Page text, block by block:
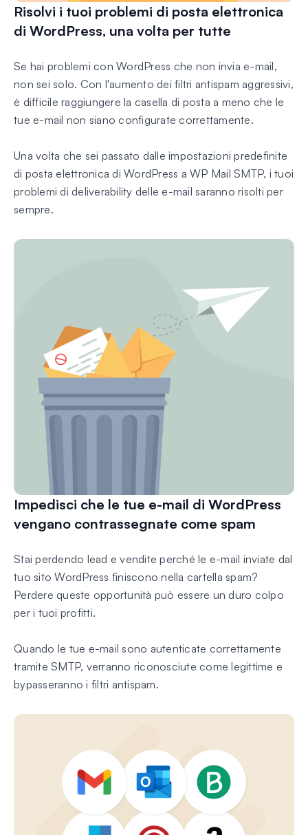
Risolvi i tuoi problemi di posta elettronica
di WordPress, una volta per tutte
Se hai problemi con WordPress che non invia e-mail,
non sei solo. Con l'aumento dei filtri antispam aggressivi,
è difficile raggiungere la casella di posta a meno che le
tue e-mail non siano configurate correttamente.
Una volta che sei passato dalle impostazioni predefinite
di posta elettronica di WordPress a WP Mail SMTP, i tuoi
problemi di deliverability delle e-mail saranno risolti per
sempre.
Impedisci che le tue e-mail di WordPress
vengano contrassegnate come spam
Stai perdendo lead e vendite perché le e-mail inviate dal
tuo sito WordPress finiscono nella cartella spam?
Perdere queste opportunità può essere un duro colpo
per i tuoi profitti.
Quando le tue e-mail sono autenticate correttamente
tramite SMTP, verranno riconosciute come legittime e
bypasseranno i filtri antispam.